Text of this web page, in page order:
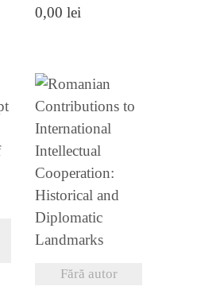
0,00 lei
Fără autor
DETALII